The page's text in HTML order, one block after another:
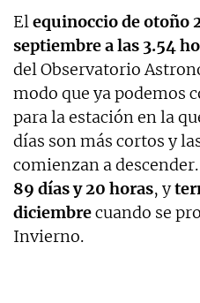
Elequinoccio de otoño
septiembre a las 3.54
del Observatorio
modo que ya podemos
para la estación en la
días son más cortos y
comienzan a
89 días y 20 horas, y
diciembrecuando se
Invierno.